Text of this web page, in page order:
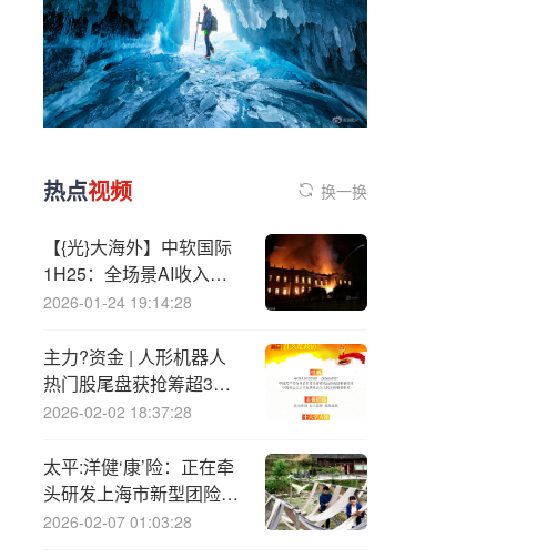
热点视频 换一换
【{光}大海外】中软国际
1H25：全场景AI收入迅
猛增长，持续推进业务转
2026-01-24 19:14:28
主力?资金 | 人形机器人
热门股尾盘获抢筹超3亿
元
2026-02-02 18:37:28
太平:洋健‘康’险：正在牵
头研发上海市新型团险示
范性条款
2026-02-07 01:03:28